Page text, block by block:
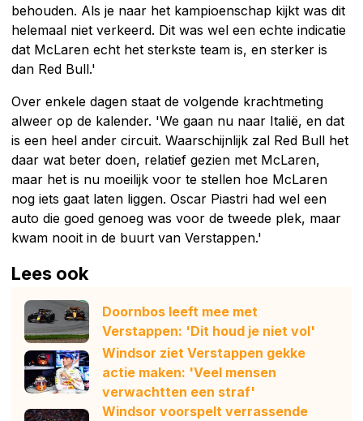
behouden. Als je naar het kampioenschap kijkt was dit
helemaal niet verkeerd. Dit was wel een echte indicatie
dat McLaren echt het sterkste team is, en sterker is
dan Red Bull.'
Over enkele dagen staat de volgende krachtmeting
alweer op de kalender. 'We gaan nu naar Italië, en dat
is een heel ander circuit. Waarschijnlijk zal Red Bull het
daar wat beter doen, relatief gezien met McLaren,
maar het is nu moeilijk voor te stellen hoe McLaren
nog iets gaat laten liggen. Oscar Piastri had wel een
auto die goed genoeg was voor de tweede plek, maar
kwam nooit in de buurt van Verstappen.'
Lees ook
Doornbos leeft mee met
Verstappen: 'Dit houd je niet vol'
Windsor ziet Verstappen gekke
actie maken: 'Veel mensen
verwachtten een straf'
Windsor voorspelt verrassende